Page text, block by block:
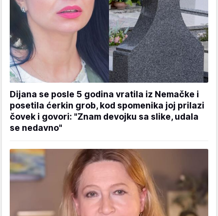
Dijana se posle 5 godina vratila iz Nemačke i
posetila ćerkin grob, kod spomenika joj prilazi
čovek i govori: "Znam devojku sa slike, udala
se nedavno"